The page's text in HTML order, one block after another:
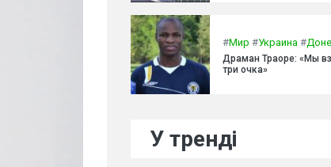
#Мир #Украина #
Драман Траоре: «Мы
три очка»
У тренді